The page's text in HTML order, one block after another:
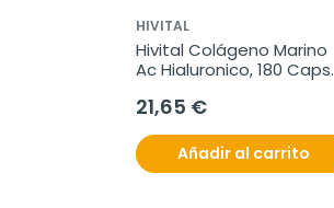
HIVITAL
Hivital Colágeno Marino
Ac Hialuronico, 180 Caps.
21,65 €
Añadir al carrito